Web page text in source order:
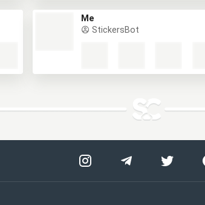
Me
StickersBot